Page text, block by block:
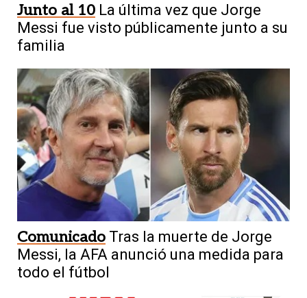
Junto al 10 La última vez que Jorge
Messi fue visto públicamente junto a su
familia
Comunicado Tras la muerte de Jorge
Messi, la AFA anunció una medida para
todo el fútbol